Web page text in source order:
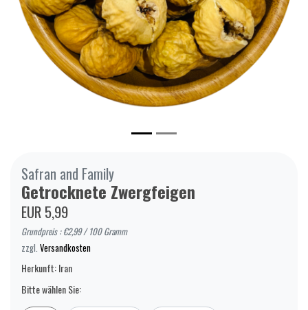
Safran and Family
Getrocknete Zwergfeigen
EUR 5,99
Grundpreis : €2,99 / 100 Gramm
zzgl. Versandkosten
Herkunft: Iran
Bitte wählen Sie: